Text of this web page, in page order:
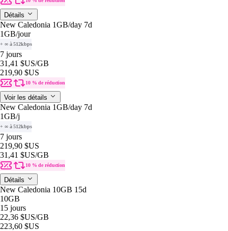
Détails
New Caledonia 1GB/day 7d
1GB/jour
+ ∞ à 512kbps
7 jours
31,41 $US/GB
219,90 $US
10 % de réduction
Voir les détails
New Caledonia 1GB/day 7d
1GB/j
+ ∞ à 512kbps
7 jours
219,90 $US
31,41 $US/GB
10 % de réduction
Détails
New Caledonia 10GB 15d
10GB
15 jours
22,36 $US/GB
223,60 $US